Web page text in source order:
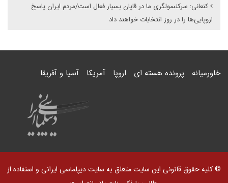
کنعانی: سرکنسولگری ما در قاپان بسیار فعال است/مردم ایران پاسخ
اروپایی‌ها را در روز انتخابات خواهند داد
خاورمیانه پرونده هسته ای اروپا آمریکا آسیا و آفریقا
© کلیه حقوق قانونی این سایت متعلق به سایت دیپلماسی ایرانی و استفاده از